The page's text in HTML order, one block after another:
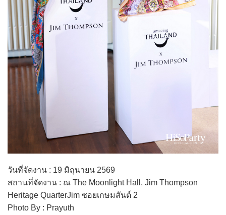
วันที่จัดงาน : 19 มิถุนายน 2569
สถานที่จัดงาน : ณ The Moonlight Hall, Jim Thompson
Heritage QuarterJim ซอยเกษมสันต์ 2
Photo By : Prayuth